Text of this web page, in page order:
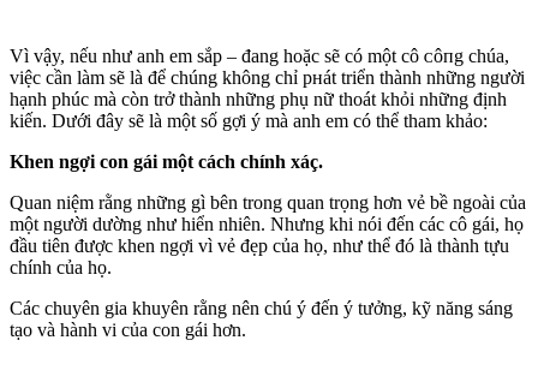
Vì vậy, nếu như anh em sắp – đang hoặc sẽ có một cô ᴄôпg chúa,
việc cần làm sẽ là để chúng không chỉ pнát triển thành những người
hạnh phúc mà còn trở thành những phụ nữ thoát khỏi những định
kiến. Dưới đây sẽ là một số gợi ý mà anh em có thể tham khảo:
Khen ngợi con gái một cách chính xáç.
Quan niệm rằng những gì bên trong quan trọng hơn vẻ bề ngoài của
một người dường như hiển nhiên. Nhưng khi nói đến các cô gái, họ
đầu tiên được khen ngợi vì vẻ đẹp của họ, như thể đó là thành tựu
chính của họ.
Các chuyên gia khuyên rằng nên chú ý đến ý tưởng, kỹ năng sáng
tạo và hành vi của con gái hơn.